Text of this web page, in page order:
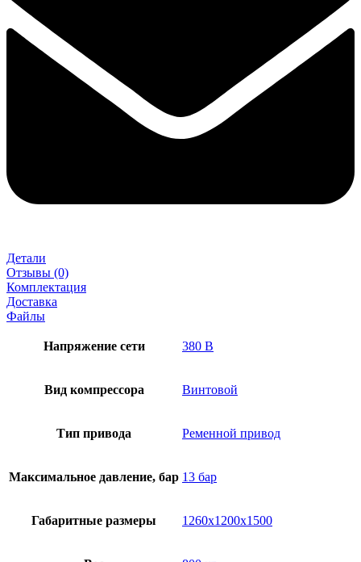
Детали
Отзывы (0)
Комплектация
Доставка
Файлы
Напряжение сети 380 В
Вид компрессора Винтовой
Тип привода Ременной привод
Максимальное давление, бар 13 бар
Габаритные размеры 1260х1200х1500